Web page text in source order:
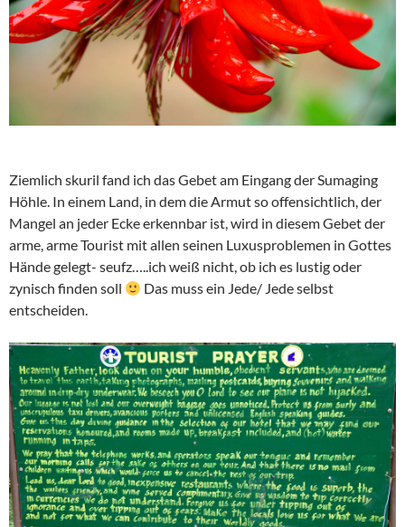
Ziemlich skuril fand ich das Gebet am Eingang der Sumaging
Höhle. In einem Land, in dem die Armut so offensichtlich, der
Mangel an jeder Ecke erkennbar ist, wird in diesem Gebet der
arme, arme Tourist mit allen seinen Luxusproblemen in Gottes
Hände gelegt- seufz…..ich weiß nicht, ob ich es lustig oder
zynisch finden soll
Das muss ein Jede/ Jede selbst
entscheiden.